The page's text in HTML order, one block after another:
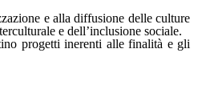
e alla diffusione delle culture
e dell’inclusione sociale.
progetti inerenti alle finalità e gli